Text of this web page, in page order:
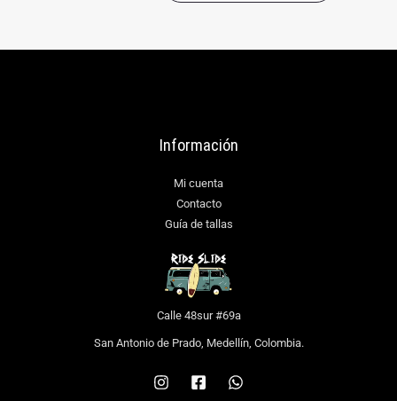
Información
Mi cuenta
Contacto
Guía de tallas
Calle 48sur #69a
San Antonio de Prado, Medellín, Colombia.